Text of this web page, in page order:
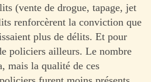
(vente de drogue, tapage, jet
renforcèrent la conviction que
plus de délits. Et pour
policiers ailleurs. Le nombre
mais la qualité de ces